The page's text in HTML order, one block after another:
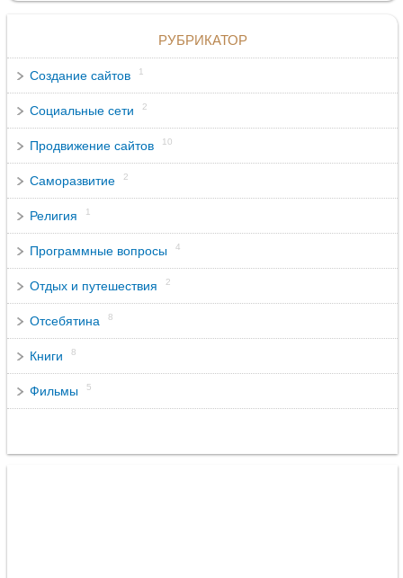
РУБРИКАТОР
Создание сайтов 1
Социальные сети 2
Продвижение сайтов 10
Саморазвитие 2
Религия 1
Программные вопросы 4
Отдых и путешествия 2
Отсебятина 8
Книги 8
Фильмы 5